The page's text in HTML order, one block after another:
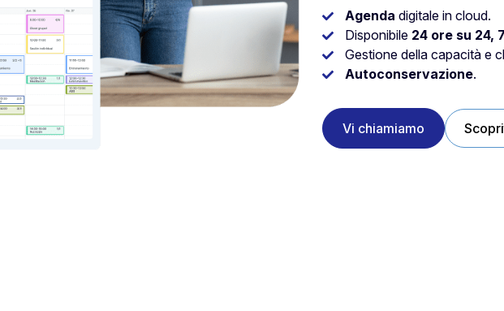
Agenda digitale in cloud.
Disponibile 24 ore su 24,
Gestione della capacità e
Autoconservazione.
Vi chiamiamo